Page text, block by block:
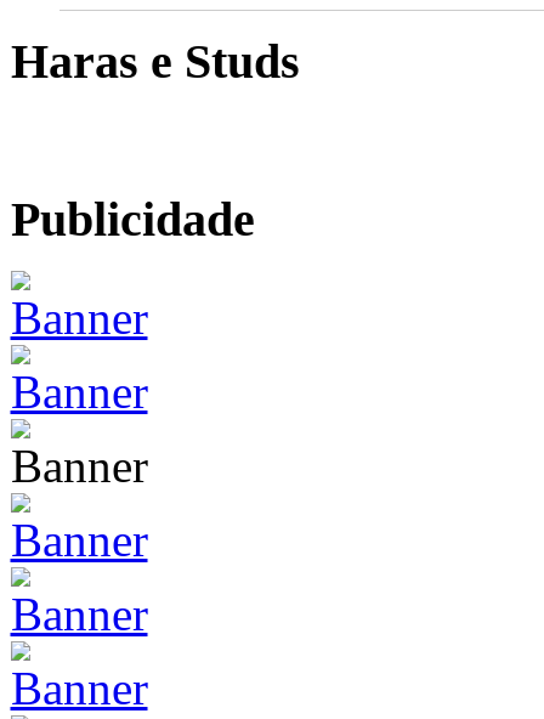
Haras e Studs
Publicidade